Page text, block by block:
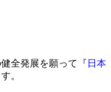
全発展を願って『 日本
。